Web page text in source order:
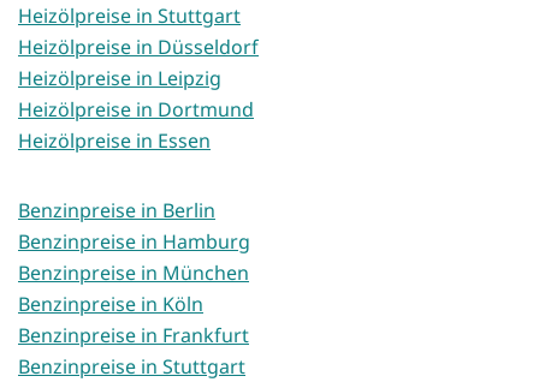
Heizölpreise in Stuttgart
Heizölpreise in Düsseldorf
Heizölpreise in Leipzig
Heizölpreise in Dortmund
Heizölpreise in Essen
Benzinpreise in Berlin
Benzinpreise in Hamburg
Benzinpreise in München
Benzinpreise in Köln
Benzinpreise in Frankfurt
Benzinpreise in Stuttgart